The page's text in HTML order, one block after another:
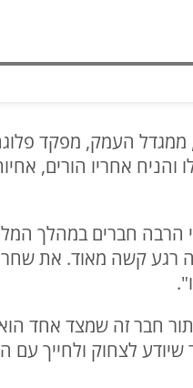
החג בקרב בצפון רצועת עזה. הוא היה בן 27
חברים במהלך
רגע קשה מאוד. את שחר
לצחוק ולחייך עם